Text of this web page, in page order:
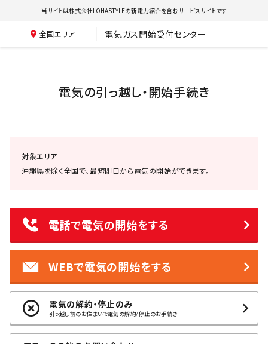
当サイトは株式会社LOHASTYLEの新電力紹介を含むサービスサイトです
全国エリア 電気ガス開始受付センター
電気の引っ越し・開始手続き
対象エリア
沖縄県を除く全国で、最短即日から電気の開始ができます。
電話で電気の開始をする
WEBで電気の開始をする
電気の解約・停止のみ
引っ越し前のお住まいで電気の解約/停止のお手続き